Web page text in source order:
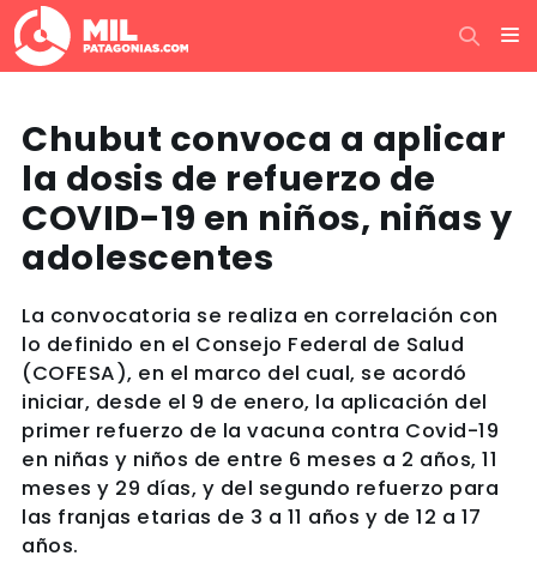
Chubut convoca a aplicar
la dosis de refuerzo de
COVID-19 en niños, niñas y
adolescentes
La convocatoria se realiza en correlación con
lo definido en el Consejo Federal de Salud
(COFESA), en el marco del cual, se acordó
iniciar, desde el 9 de enero, la aplicación del
primer refuerzo de la vacuna contra Covid-19
en niñas y niños de entre 6 meses a 2 años, 11
meses y 29 días, y del segundo refuerzo para
las franjas etarias de 3 a 11 años y de 12 a 17
años.